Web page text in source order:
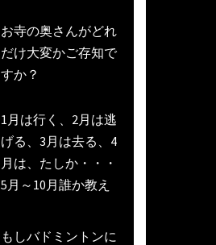
お寺の奥さんがどれ
だけ大変かご存知で
すか？
1月は行く、2月は逃
げる、3月は去る、4
月は、たしか・・・
5月～10月誰か教え
もしバドミントンに